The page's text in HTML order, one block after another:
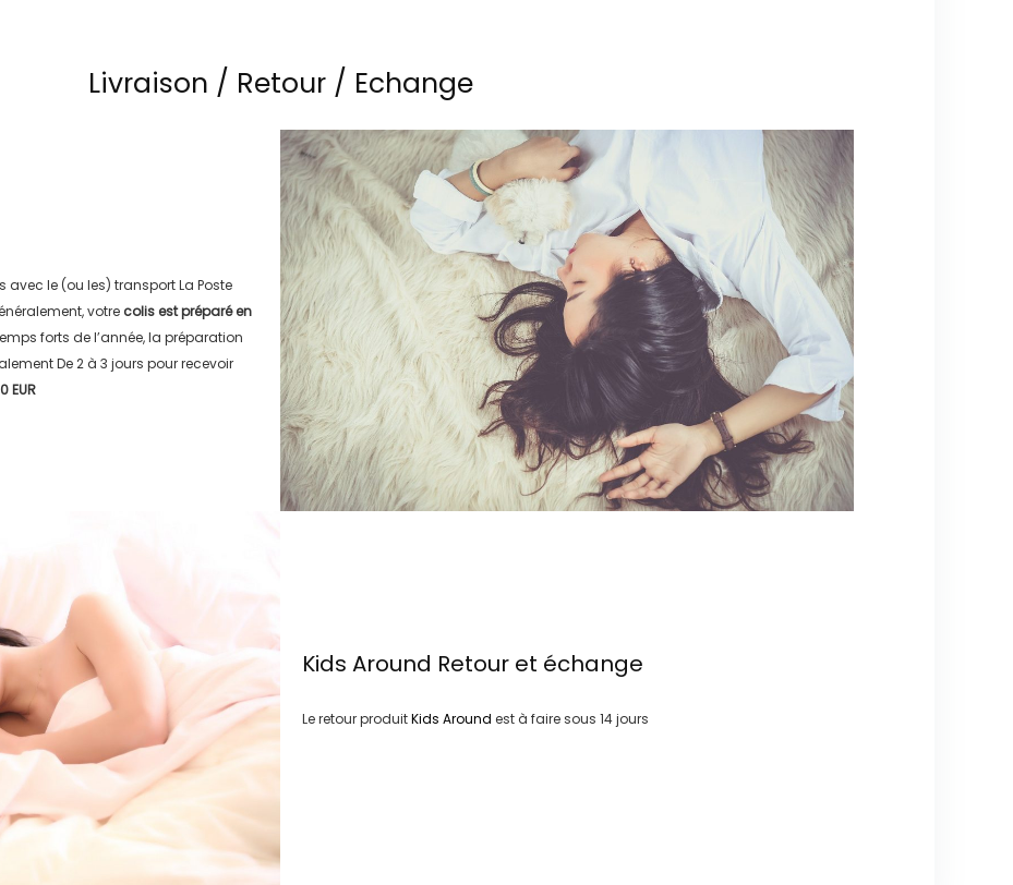
Livraison / Retour / Echange
avec le (ou les) transportLa Poste
votre colis est préparé en
forts de l’année, la préparation
De 2 à 3 jours pour recevoir
EUR
Kids Around Retour et échange
Le retour produitKids Around est à faire sous 14 jours